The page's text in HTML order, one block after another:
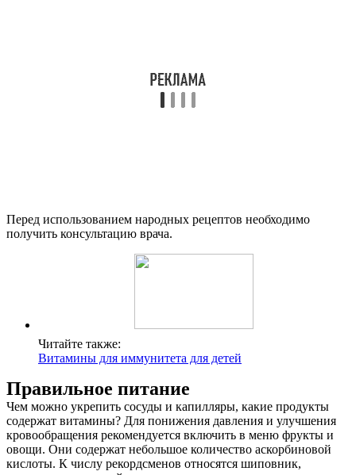
Перед использованием народных рецептов необходимо
получить консультацию врача.
Читайте также:
Витамины для иммунитета для детей
Правильное питание
Чем можно укрепить сосуды и капилляры, какие продукты
содержат витамины? Для понижения давления и улучшения
кровообращения рекомендуется включить в меню фрукты и
овощи. Они содержат небольшое количество аскорбиновой
кислоты. К числу рекордсменов относятся шиповник,